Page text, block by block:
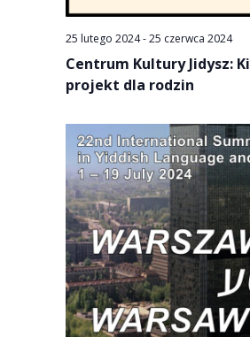
25 lutego 2024-25 czerwca 2024
Centrum Kultury Jidysz:
projekt dla rodzin